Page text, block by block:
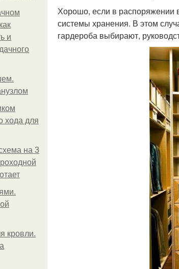
и
хода для
на 3
кровли.
Хорошо, если в распоряжении
системы хранения. В этом
гардероба выбирают,